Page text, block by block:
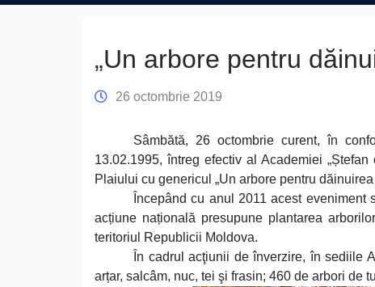
„Un arbore pentru
26 octombrie 2019
Sâmbătă, 26 octombrie curent, în
13.02.1995, întreg efectiv al Academiei
Plaiului cu genericul „Un arbore pentru dăinuirea
Începând cu anul 2011 acest
acțiune națională presupune plantarea
teritoriul Republicii Moldova.
În cadrul acţiunii de înverzire, în sediile
arțar, salcâm, nuc, tei şi frasin; 460 de arbori de